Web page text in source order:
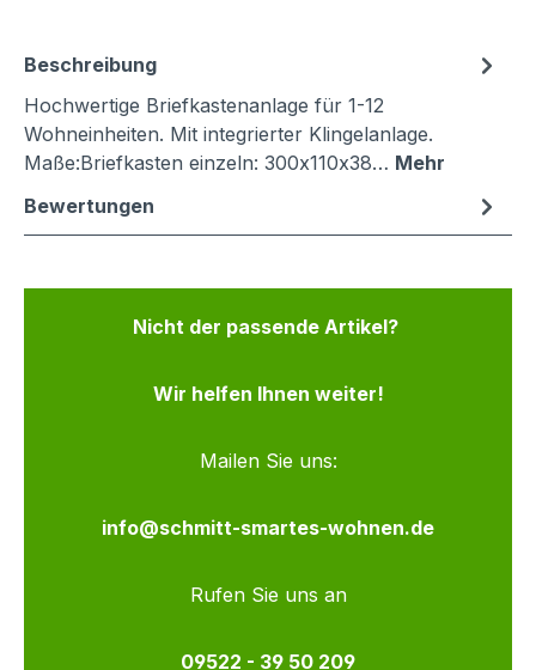
Beschreibung
Hochwertige Briefkastenanlage für 1-12
Wohneinheiten. Mit integrierter Klingelanlage.
Maße:Briefkasten einzeln: 300x110x38… Mehr
Bewertungen
Nicht der passende Artikel?
Wir helfen Ihnen weiter!
Mailen Sie uns:
info@schmitt-smartes-wohnen.de
Rufen Sie uns an
09522 - 39 50 209